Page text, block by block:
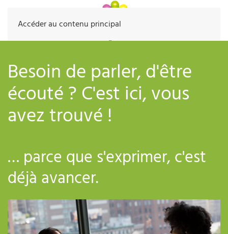
Accéder au contenu principal
Besoin de parler, d'être
écouté ? C'est ici, vous
avez trouvé !
… parce que s'exprimer, c'est
déjà avancer.